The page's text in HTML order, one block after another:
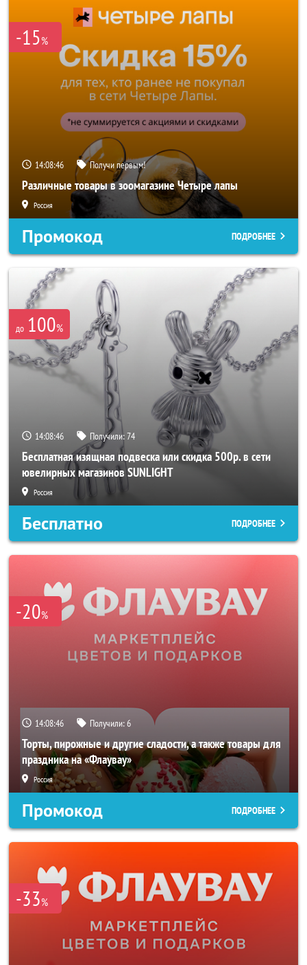
-15%
14:08:43 Получи первым!
Различные товары в зоомагазине Четыре лапы
Россия
Промокод ПОДРОБНЕЕ
до 100%
14:08:43 Получили:74
Бесплатная изящная подвеска или скидка 500р. в сети
ювелирных магазинов SUNLIGHT
Россия
Бесплатно ПОДРОБНЕЕ
-20%
14:08:43 Получили:6
Торты, пирожные и другие сладости, а также товары для
праздника на «Флаувау»
Россия
Промокод ПОДРОБНЕЕ
-33%